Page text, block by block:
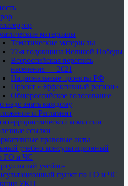
материалы
Тематические материалы
77-я годовщина Великой Победы
Всероссийская перепись
населения — 2021
Национальные проекты РФ
Проект «Эффективный регион»
Общероссийское голосование
надо знать каждому
и Регламент
комиссии
ссылки
правовые акты
учебно-консультационный
ГО и ЧС
учебно-
пункт по ГО и ЧС
УКП